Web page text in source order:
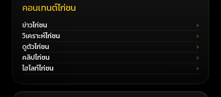
คอนเทนต์ไก่ชน
ข่าวไก่ชน
วิเคราะห์ไก่ชน
ดูตัวไก่ชน
คลิปไก่ชน
ไฮไลท์ไก่ชน